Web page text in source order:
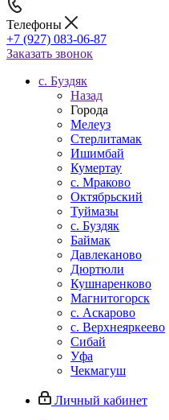
Телефоны
+7 (927) 083-06-87
Заказать звонок
c. Буздяк
Назад
Города
Мелеуз
Стерлитамак
Ишимбай
Кумертау
c. Мраково
Октябрьский
Туймазы
c. Буздяк
Баймак
Давлеканово
Дюртюли
Кушнаренково
Магнитогорск
с. Аскарово
с. Верхнеяркеево
Сибай
Уфа
Чекмагуш
Личный кабинет